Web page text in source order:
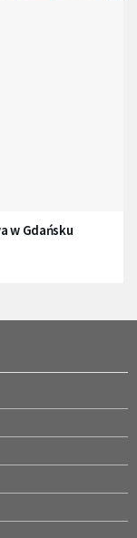
w Gdańsku